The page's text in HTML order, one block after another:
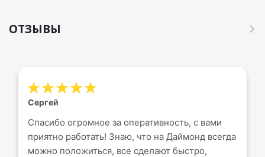
ОТЗЫВЫ
Сергей
Спасибо огромное за оперативность, с вами
приятно работать! Знаю, что на Даймонд всегда
можно положиться, все сделают быстро,